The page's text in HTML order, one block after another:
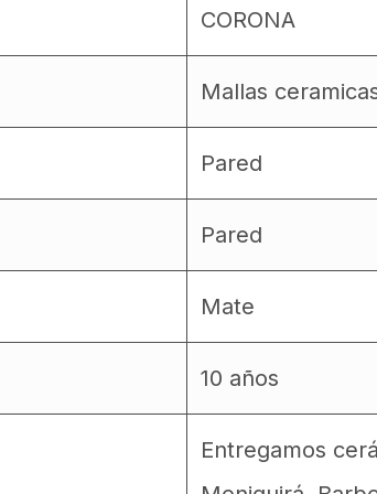
CORONA
Mallas
Pared
Pared
Mate
10 años
Entregamos